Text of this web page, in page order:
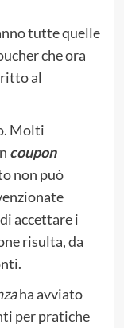
tutte quelle
che ora
al
Molti
coupon
non può
accettare i
risulta, da
ha avviato
per pratiche